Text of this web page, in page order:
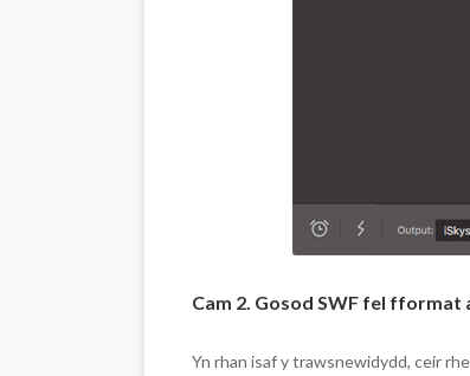
Cam 2. Gosod SWF fel fformat
Yn rhan isaf y trawsnewidydd, ceir